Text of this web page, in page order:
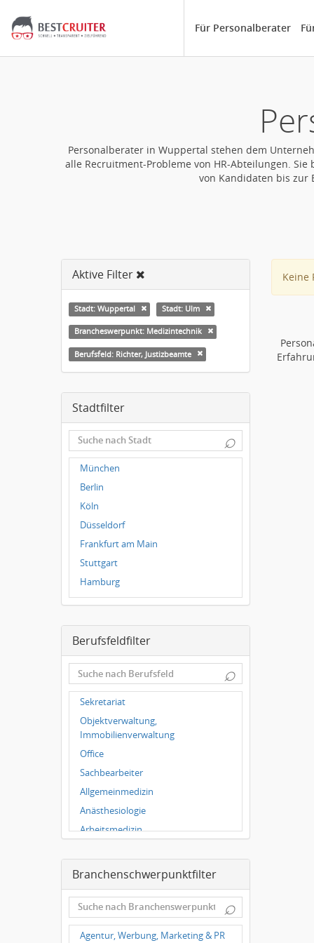
Für Personalberater
Personalberater in Wuppertal stehen dem
alle Recruitment-Probleme von HR-Abteilungen.
von Kandidaten bis zur
Aktive Filter
Stadt: Wuppertal Stadt: Ulm
Brancheswerpunkt: Medizintechnik
Berufsfeld: Richter, Justizbeamte
Stadtfilter
⌕
München
Berlin
Köln
Düsseldorf
Frankfurt am Main
Stuttgart
Hamburg
Frankfurt
Magdeburg
Leipzig
Dortmund
Hallbergmoos
Würzburg
Grünwald
Bielefeld
Hannover
Duisburg
Berufsfeldfilter
⌕
Sekretariat
Objektverwaltung,
Immobilienverwaltung
Office
Sachbearbeiter
Allgemeinmedizin
Anästhesiologie
Arbeitsmedizin
Chirurgie
Frauenheilkunde, Geburtshilfe
Hals-Nasen-Ohrenheilkunde
Hautkrankheiten,
Geschlechtskrankheiten
Branchenschwerpunktfilter
⌕
Agentur, Werbung, Marketing & PR
Keine